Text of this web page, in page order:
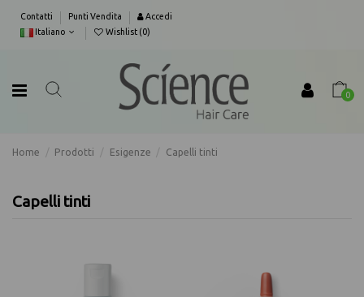
Contatti Punti Vendita
Accedi
Italiano
Wishlist (0)
0
Home Prodotti Esigenze Capelli tinti
Capelli tinti